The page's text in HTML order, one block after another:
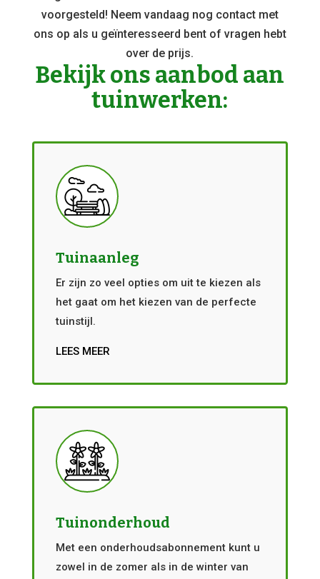
voorgesteld! Neem vandaag nog contact met
ons op als u geïnteresseerd bent of vragen hebt
over de prijs.
Bekijk ons aanbod aan
tuinwerken:
Tuinaanleg
Er zijn zo veel opties om uit te kiezen als
het gaat om het kiezen van de perfecte
tuinstijl.
LEES MEER
Tuinonderhoud
Met een onderhoudsabonnement kunt u
zowel in de zomer als in de winter van